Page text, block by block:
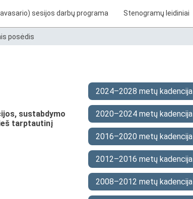
sesijos darbų programa Stenogramų leidiniai
posėdis
sustabdymo
tarptautinį
2024–2028 metų kadencija
2020–2024 metų kadencija
2016–2020 metų kadencija
2012–2016 metų kadencija
2008–2012 metų kadencija